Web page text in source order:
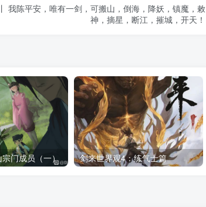
我陈平安，唯有一剑，可搬山，倒海，降妖，镇魔，敕
神，摘星，断江，摧城，开天！
门成员（一） 剑来世界观4：练气士篇